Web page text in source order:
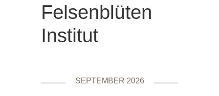
Felsenblüten
Institut
SEPTEMBER 2026